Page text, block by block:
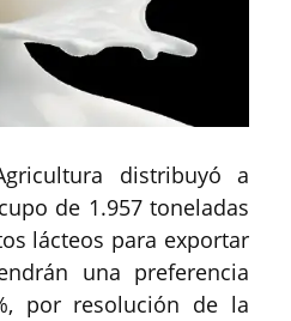
distribuyó a
de 1.957 toneladas
lácteos para exportar
una preferencia
por resolución de la